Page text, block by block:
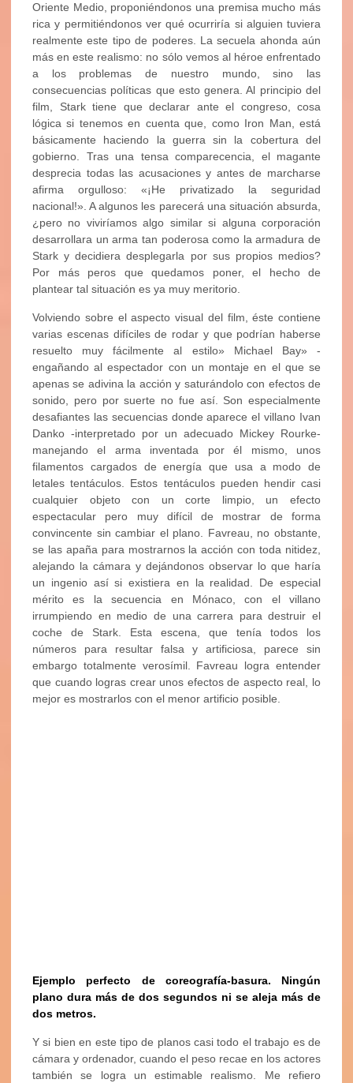
Oriente Medio, proponiéndonos una premisa mucho más
rica y permitiéndonos ver qué ocurriría si alguien tuviera
realmente este tipo de poderes. La secuela ahonda aún
más en este realismo: no sólo vemos al héroe enfrentado
a los problemas de nuestro mundo, sino las
consecuencias políticas que esto genera. Al principio del
film, Stark tiene que declarar ante el congreso, cosa
lógica si tenemos en cuenta que, como Iron Man, está
básicamente haciendo la guerra sin la cobertura del
gobierno. Tras una tensa comparecencia, el magante
desprecia todas las acusaciones y antes de marcharse
afirma orgulloso: «¡He privatizado la seguridad
nacional!». A algunos les parecerá una situación absurda,
¿pero no viviríamos algo similar si alguna corporación
desarrollara un arma tan poderosa como la armadura de
Stark y decidiera desplegarla por sus propios medios?
Por más peros que quedamos poner, el hecho de
plantear tal situación es ya muy meritorio.
Volviendo sobre el aspecto visual del film, éste contiene
varias escenas difíciles de rodar y que podrían haberse
resuelto muy fácilmente al estilo» Michael Bay» -
engañando al espectador con un montaje en el que se
apenas se adivina la acción y saturándolo con efectos de
sonido, pero por suerte no fue así. Son especialmente
desafiantes las secuencias donde aparece el villano Ivan
Danko -interpretado por un adecuado Mickey Rourke-
manejando el arma inventada por él mismo, unos
filamentos cargados de energía que usa a modo de
letales tentáculos. Estos tentáculos pueden hendir casi
cualquier objeto con un corte limpio, un efecto
espectacular pero muy difícil de mostrar de forma
convincente sin cambiar el plano. Favreau, no obstante,
se las apaña para mostrarnos la acción con toda nitidez,
alejando la cámara y dejándonos observar lo que haría
un ingenio así si existiera en la realidad. De especial
mérito es la secuencia en Mónaco, con el villano
irrumpiendo en medio de una carrera para destruir el
coche de Stark. Esta escena, que tenía todos los
números para resultar falsa y artificiosa, parece sin
embargo totalmente verosímil. Favreau logra entender
que cuando logras crear unos efectos de aspecto real, lo
mejor es mostrarlos con el menor artificio posible.
Ejemplo perfecto de coreografía-basura. Ningún
plano dura más de dos segundos ni se aleja más de
dos metros.
Y si bien en este tipo de planos casi todo el trabajo es de
cámara y ordenador, cuando el peso recae en los actores
también se logra un estimable realismo. Me refiero